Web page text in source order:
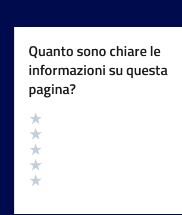
Quanto sono chiare le
informazioni su questa
pagina?
Valutazione